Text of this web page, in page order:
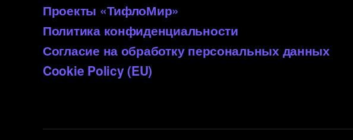
Проекты «ТифлоМир»
Политика конфиденциальности
Согласие на обработку персональных данных
Cookie Policy (EU)